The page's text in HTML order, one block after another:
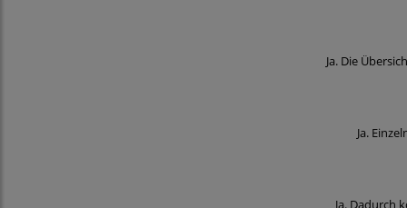
Ja. Die
Ja.
Ja. Dadurch